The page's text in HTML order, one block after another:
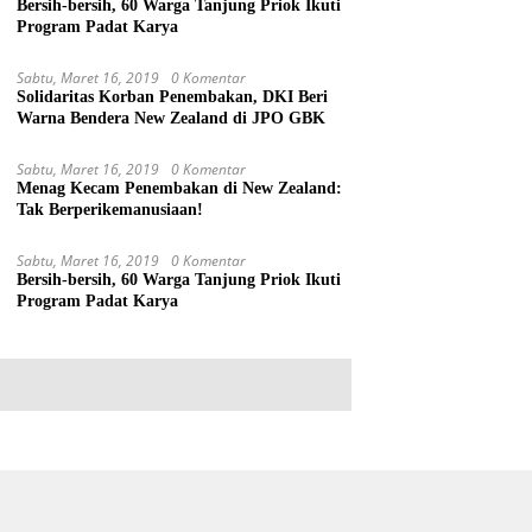
Bersih-bersih, 60 Warga Tanjung Priok Ikuti
Program Padat Karya
Sabtu, Maret 16, 2019 0 Komentar
Solidaritas Korban Penembakan, DKI Beri
Warna Bendera New Zealand di JPO GBK
Sabtu, Maret 16, 2019 0 Komentar
Menag Kecam Penembakan di New Zealand:
Tak Berperikemanusiaan!
Sabtu, Maret 16, 2019 0 Komentar
Bersih-bersih, 60 Warga Tanjung Priok Ikuti
Program Padat Karya